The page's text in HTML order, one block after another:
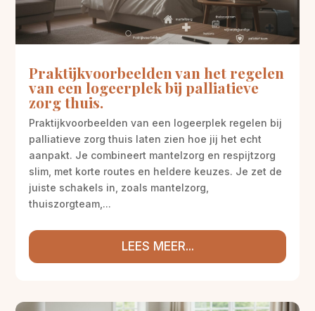
Praktijkvoorbeelden van het regelen
van een logeerplek bij palliatieve
zorg thuis.
Praktijkvoorbeelden van een logeerplek regelen bij
palliatieve zorg thuis laten zien hoe jij het echt
aanpakt. Je combineert mantelzorg en respijtzorg
slim, met korte routes en heldere keuzes. Je zet de
juiste schakels in, zoals mantelzorg,
thuiszorgteam,...
LEES MEER...